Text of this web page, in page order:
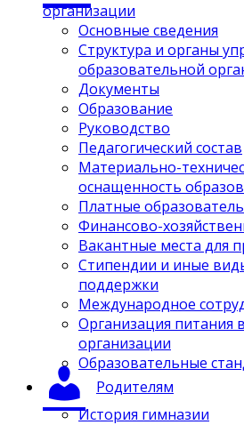
организации
Основные сведения
Структура и органы
образовательной
Документы
Образование
Руководство
Педагогический состав
Материально-
оснащенность
Платные
Финансово-
Вакантные места для
Стипендии и иные
поддержки
Международное
Организация питания
организации
Образовательные
Родителям
История гимназии